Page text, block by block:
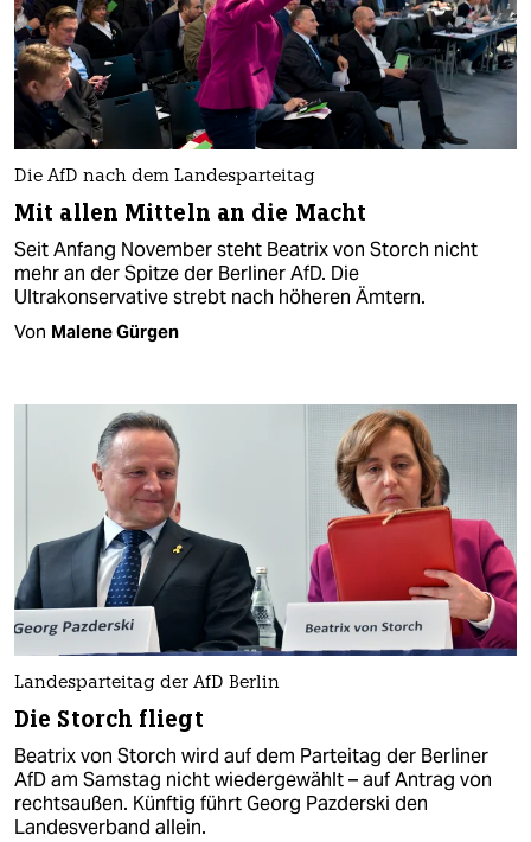
Die AfD nach dem Landesparteitag
Mit allen Mitteln an die Macht
Seit Anfang November steht Beatrix von Storch nicht
mehr an der Spitze der Berliner AfD. Die
Ultrakonservative strebt nach höheren Ämtern.
Von Malene Gürgen
Landesparteitag der AfD Berlin
Die Storch fliegt
Beatrix von Storch wird auf dem Parteitag der Berliner
AfD am Samstag nicht wiedergewählt – auf Antrag von
rechtsaußen. Künftig führt Georg Pazderski den
Landesverband allein.